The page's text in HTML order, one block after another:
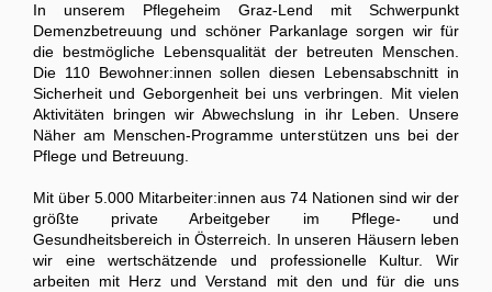
In unserem Pflegeheim Graz-Lend mit Schwerpunkt
Demenzbetreuung und schöner Parkanlage sorgen wir für
die bestmögliche Lebensqualität der betreuten Menschen.
Die 110 Bewohner:innen sollen diesen Lebensabschnitt in
Sicherheit und Geborgenheit bei uns verbringen. Mit vielen
Aktivitäten bringen wir Abwechslung in ihr Leben. Unsere
Näher am Menschen-Programme unterstützen uns bei der
Pflege und Betreuung.
Mit über 5.000 Mitarbeiter:innen aus 74 Nationen sind wir der
größte private Arbeitgeber im Pflege- und
Gesundheitsbereich in Österreich. In unseren Häusern leben
wir eine wertschätzende und professionelle Kultur. Wir
arbeiten mit Herz und Verstand mit den und für die uns